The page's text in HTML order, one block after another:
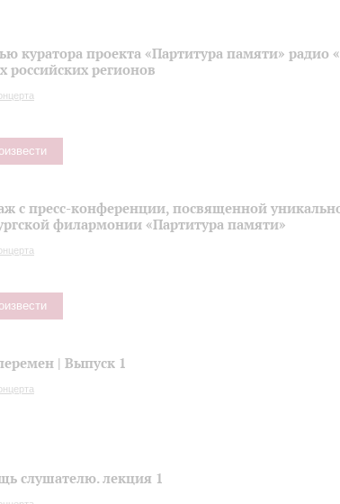
куратора проекта «Партитура памяти»
российских регионов
с пресс-конференции, посвященной
филармонии «Партитура памяти»
| Выпуск 1
слушателю. лекция 1